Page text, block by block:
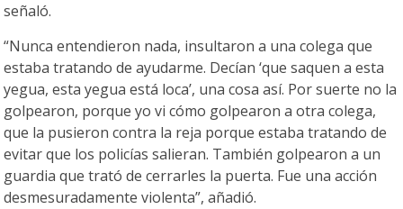
señaló.
“Nunca entendieron nada, insultaron a una colega que
estaba tratando de ayudarme. Decían ‘que saquen a esta
yegua, esta yegua está loca’, una cosa así. Por suerte no la
golpearon, porque yo vi cómo golpearon a otra colega,
que la pusieron contra la reja porque estaba tratando de
evitar que los policías salieran. También golpearon a un
guardia que trató de cerrarles la puerta. Fue una acción
desmesuradamente violenta”, añadió.